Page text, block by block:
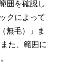
囲を確認し
クによって
無毛）」ま
た、範囲に